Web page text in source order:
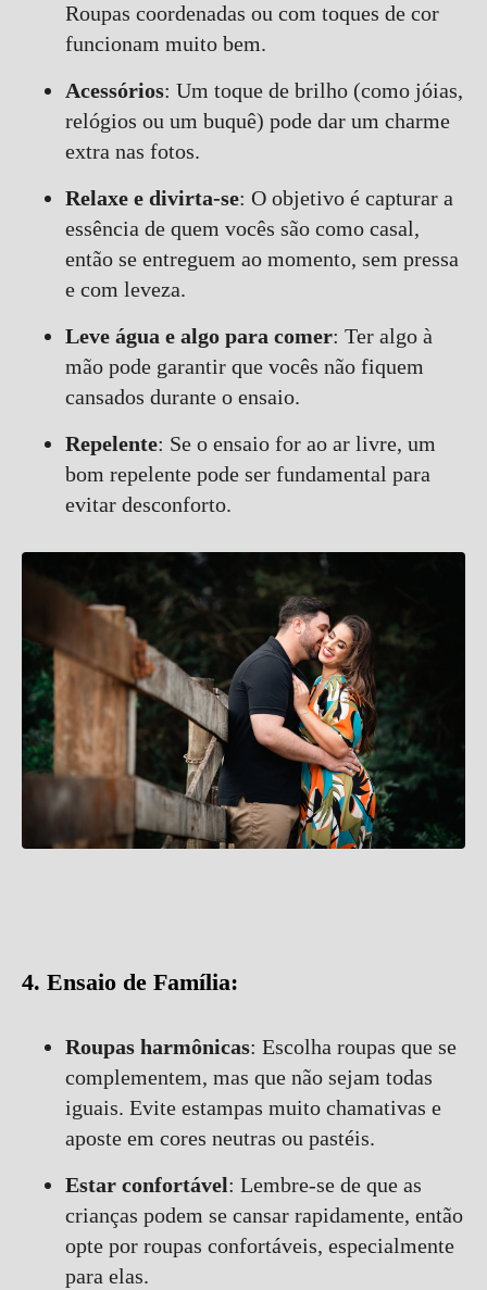
Roupas coordenadas ou com toques de cor
funcionam muito bem.
Acessórios: Um toque de brilho (como jóias,
relógios ou um buquê) pode dar um charme
extra nas fotos.
Relaxe e divirta-se: O objetivo é capturar a
essência de quem vocês são como casal,
então se entreguem ao momento, sem pressa
e com leveza.
Leve água e algo para comer: Ter algo à
mão pode garantir que vocês não fiquem
cansados durante o ensaio.
Repelente: Se o ensaio for ao ar livre, um
bom repelente pode ser fundamental para
evitar desconforto.
4. Ensaio de Família:
Roupas harmônicas: Escolha roupas que se
complementem, mas que não sejam todas
iguais. Evite estampas muito chamativas e
aposte em cores neutras ou pastéis.
Estar confortável: Lembre-se de que as
crianças podem se cansar rapidamente, então
opte por roupas confortáveis, especialmente
para elas.